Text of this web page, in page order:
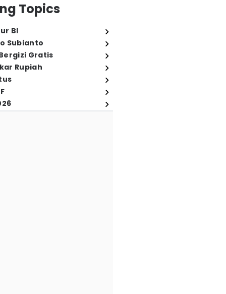
Topics
BI
Subianto
Gratis
Rupiah